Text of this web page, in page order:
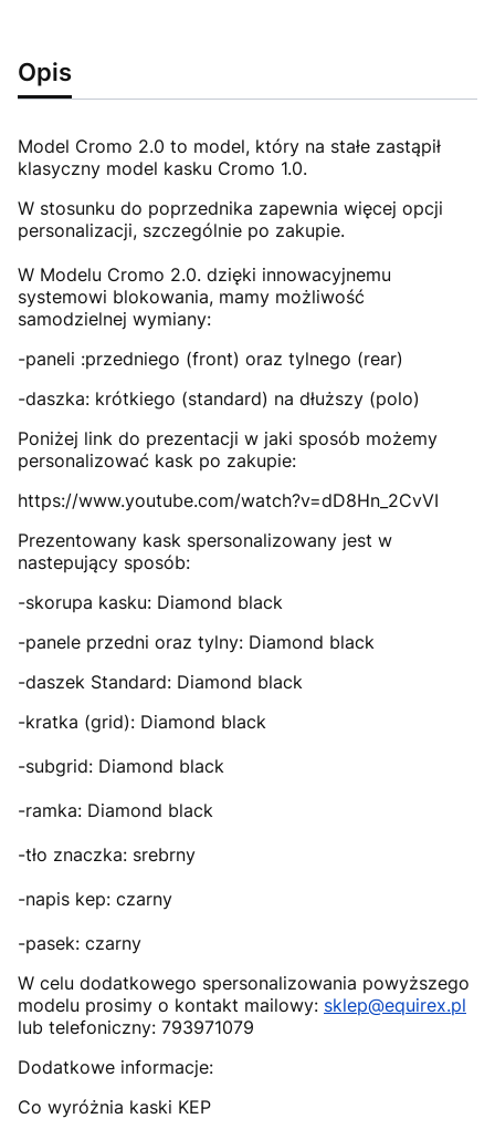
Opis
Model Cromo 2.0 to model, który na stałe zastąpił
klasyczny model kasku Cromo 1.0.
W stosunku do poprzednika zapewnia więcej opcji
personalizacji, szczególnie po zakupie.
W Modelu Cromo 2.0. dzięki innowacyjnemu
systemowi blokowania, mamy możliwość
samodzielnej wymiany:
-paneli :przedniego (front) oraz tylnego (rear)
-daszka: krótkiego (standard) na dłuższy (polo)
Poniżej link do prezentacji w jaki sposób możemy
personalizować kask po zakupie:
https://www.youtube.com/watch?v=dD8Hn_2CvVI
Prezentowany kask spersonalizowany jest w
nastepujący sposób:
-skorupa kasku: Diamond black
-panele przedni oraz tylny: Diamond black
-daszek Standard: Diamond black
-kratka (grid): Diamond black
-subgrid: Diamond black
-ramka: Diamond black
-tło znaczka: srebrny
-napis kep: czarny
-pasek: czarny
W celu dodatkowego spersonalizowania powyższego
modelu prosimy o kontakt mailowy: sklep@equirex.pl
lub telefoniczny: 793971079
Dodatkowe informacje:
Co wyróżnia kaski KEP